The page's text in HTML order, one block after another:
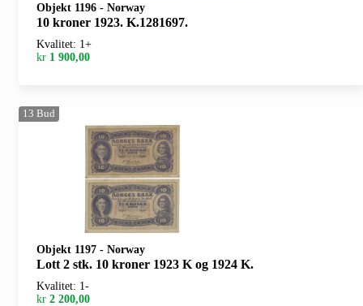
Objekt 1196 - Norway
10 kroner 1923. K.1281697.
Kvalitet: 1+
kr 1 900,00
13 Bud
Objekt 1197 - Norway
Lott 2 stk. 10 kroner 1923 K og 1924 K.
Kvalitet: 1-
kr 2 200,00